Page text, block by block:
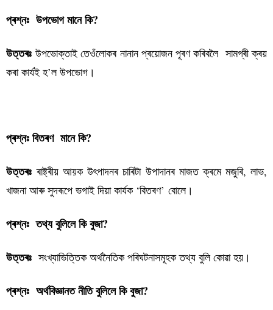
প্ৰশ্নঃ উপভোগ মানে কি?
উত্তৰঃ উপভোক্তাই তেওঁলোকৰ নানান প্ৰয়োজন পূৰণ কৰিবলৈ সামগ্ৰী ক্ৰয়
কৰা কাৰ্যই হ’ল উপভোগ।
প্ৰশ্নঃ বিতৰণ মানে কি?
উত্তৰঃ ৰাষ্ট্ৰীয় আয়ক উৎপাদনৰ চাৰিটা উপাদানৰ মাজত ক্ৰমে মজুৰি, লাভ,
খাজনা আৰু সুদৰূপে ভগাই দিয়া কাৰ্যক ‘বিতৰণ’ বোলে।
প্ৰশ্নঃ তথ্য বুলিলে কি বুজা?
উত্তৰঃ সংখ্যাভিত্তিক অৰ্থনৈতিক পৰিঘটনাসমূহক তথ্য বুলি কোৱা হয়।
প্ৰশ্নঃ অৰ্থবিজ্ঞানত নীতি বুলিলে কি বুজা?